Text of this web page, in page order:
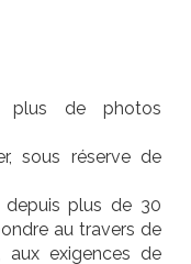
plus de photos
sous réserve de
depuis plus de 30
au travers de
aux exigences de